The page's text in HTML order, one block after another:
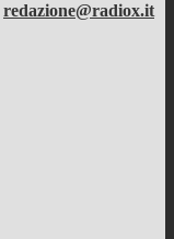
redazione@radiox.it